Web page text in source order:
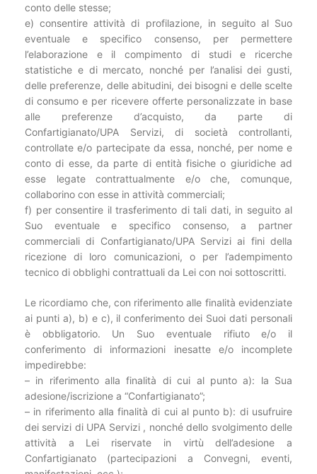
conto delle stesse;
e) consentire attività di profilazione, in seguito al Suo
eventuale e specifico consenso, per permettere
l’elaborazione e il compimento di studi e ricerche
statistiche e di mercato, nonché per l’analisi dei gusti,
delle preferenze, delle abitudini, dei bisogni e delle scelte
di consumo e per ricevere offerte personalizzate in base
alle preferenze d’acquisto, da parte di
Confartigianato/UPA Servizi, di società controllanti,
controllate e/o partecipate da essa, nonché, per nome e
conto di esse, da parte di entità fisiche o giuridiche ad
esse legate contrattualmente e/o che, comunque,
collaborino con esse in attività commerciali;
f) per consentire il trasferimento di tali dati, in seguito al
Suo eventuale e specifico consenso, a partner
commerciali di Confartigianato/UPA Servizi ai fini della
ricezione di loro comunicazioni, o per l’adempimento
tecnico di obblighi contrattuali da Lei con noi sottoscritti.
Le ricordiamo che, con riferimento alle finalità evidenziate
ai punti a), b) e c), il conferimento dei Suoi dati personali
è obbligatorio. Un Suo eventuale rifiuto e/o il
conferimento di informazioni inesatte e/o incomplete
impedirebbe:
– in riferimento alla finalità di cui al punto a): la Sua
adesione/iscrizione a “Confartigianato”;
– in riferimento alla finalità di cui al punto b): di usufruire
dei servizi di UPA Servizi , nonché dello svolgimento delle
attività a Lei riservate in virtù dell’adesione a
Confartigianato (partecipazioni a Convegni, eventi,